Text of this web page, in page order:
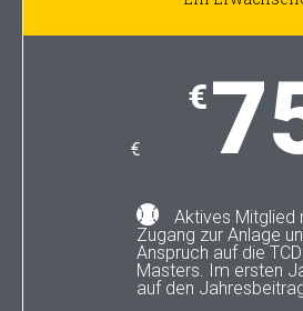
€
€
Aktives Mitglied
Zugang zur Anlage
Anspruch auf die TCD
Masters. Im ersten
auf den